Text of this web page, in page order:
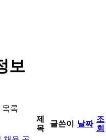
보
목록
제
목
글쓴이 날짜
조
회